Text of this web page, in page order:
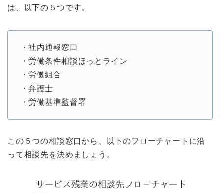
は、以下の５つです。
・社内通報窓口
・労働条件相談ほっとライン
・労働組合
・弁護士
・労働基準監督署
この５つの相談窓口から、以下のフローチャートに沿
って相談先を決めましょう。